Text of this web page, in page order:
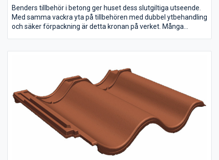
Benders tillbehör i betong ger huset dess slutgiltiga utseende.
Med samma vackra yta på tillbehören med dubbel ytbehandling
och säker förpackning är detta kronan på verket. Många